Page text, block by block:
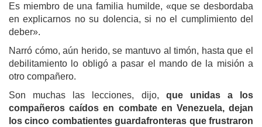
Es miembro de una familia humilde, «que se desbordaba
en explicarnos no su dolencia, si no el cumplimiento del
deber».
Narró cómo, aún herido, se mantuvo al timón, hasta que el
debilitamiento lo obligó a pasar el mando de la misión a
otro compañero.
Son muchas las lecciones, dijo, que unidas a los
compañeros caídos en combate en Venezuela, dejan
los cinco combatientes guardafronteras que frustraron